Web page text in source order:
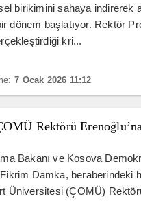
birikimini sahaya indirerek
dönem başlatıyor. Rektör
kri...
7 Ocak 2026 11:12
Rektörü
Bakanı ve Kosova
Damka, beraberindeki
Üniversitesi (ÇOMÜ)